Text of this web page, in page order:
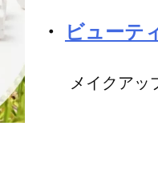
・ ビューテ
メイクアッ
営業支